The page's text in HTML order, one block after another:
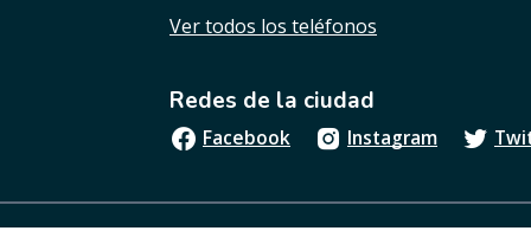
a
g
i
n
?
Ver todos los teléfonos
Redes de la ciudad
Facebook Instagram